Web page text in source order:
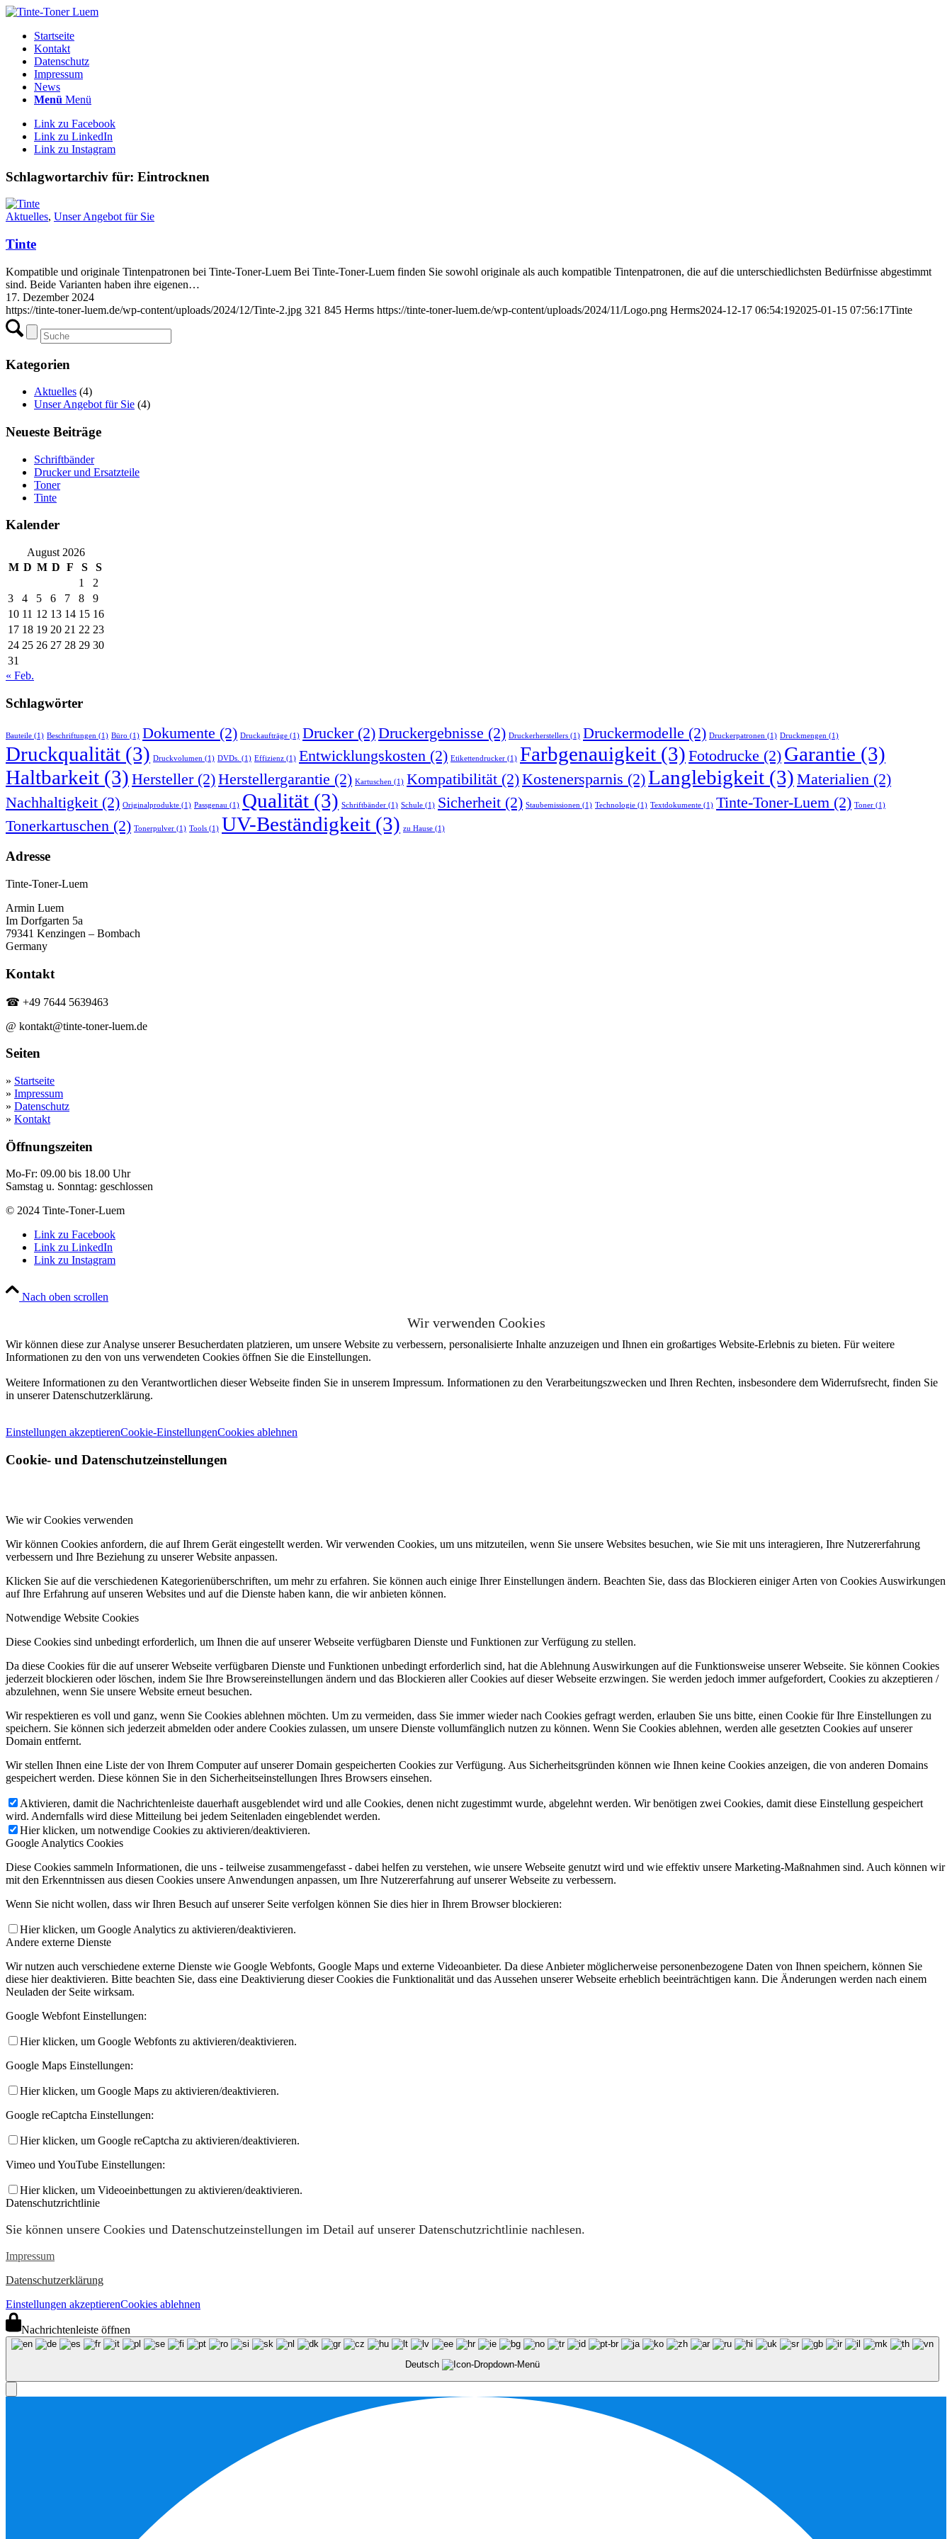
Startseite
Kontakt
Datenschutz
Impressum
News
Menü Menü
Link zu Facebook
Link zu LinkedIn
Link zu Instagram
Schlagwortarchiv für: Eintrocknen
Aktuelles, Unser Angebot für Sie
Tinte
Kompatible und originale Tintenpatronen bei Tinte-Toner-Luem Bei Tinte-Toner-Luem finden Sie sowohl originale als auch kompatible Tintenpatronen, die auf die unterschiedlichsten Bedürfnisse abgestimmt
sind. Beide Varianten haben ihre eigenen…
17. Dezember 2024
https://tinte-toner-luem.de/wp-content/uploads/2024/12/Tinte-2.jpg 321 845 Herms https://tinte-toner-luem.de/wp-content/uploads/2024/11/Logo.png Herms2024-12-17 06:54:192025-01-15 07:56:17Tinte
Kategorien
Aktuelles (4)
Unser Angebot für Sie (4)
Neueste Beiträge
Schriftbänder
Drucker und Ersatzteile
Toner
Tinte
Kalender
August 2026
M D M D F S
S
1
2
3
4 5 6 7 8
9
10 11 12 13 14 15 16
17 18 19 20 21 22 23
24 25 26 27 28 29 30
31
« Feb.
Schlagwörter
Bauteile (1) Beschriftungen (1) Büro (1) Dokumente (2) Druckaufträge (1) Drucker(2)Druckergebnisse (2) Druckerherstellers (1) Druckermodelle (2) Druckerpatronen (1) Druckmengen (1)
Druckqualität (3) Druckvolumen (1) DVDs. (1) Effizienz (1) Entwicklungskosten (2) Etikettendrucker (1) Farbgenauigkeit (3) Fotodrucke (2) Garantie (3)
Haltbarkeit (3) Hersteller(2)Herstellergarantie (2) Kartuschen (1) Kompatibilität (2)Kostenersparnis (2)Langlebigkeit (3) Materialien (2)
Nachhaltigkeit (2) Originalprodukte (1) Passgenau (1) Qualität (3) Schriftbänder (1) Schule (1) Sicherheit (2) Staubemissionen (1) Technologie (1) Textdokumente (1) Tinte-Toner-Luem (2) Toner (1)
Tonerkartuschen (2) Tonerpulver (1) Tools (1) UV-Beständigkeit (3) zu Hause (1)
Adresse
Tinte-Toner-Luem
Armin Luem
Im Dorfgarten 5a
79341 Kenzingen – Bombach
Germany
Kontakt
☎ +49 7644 5639463
@ kontakt@tinte-toner-luem.de
Seiten
» Startseite
» Impressum
» Datenschutz
» Kontakt
Öffnungszeiten
Mo-Fr: 09.00 bis 18.00 Uhr
Samstag u. Sonntag: geschlossen
© 2024 Tinte-Toner-Luem
Link zu Facebook
Link zu LinkedIn
Link zu Instagram
Nach oben scrollen
Wir verwenden Cookies
Wir können diese zur Analyse unserer Besucherdaten platzieren, um unsere Website zu verbessern, personalisierte Inhalte anzuzeigen und Ihnen ein großartiges Website-Erlebnis zu bieten. Für weitere
Informationen zu den von uns verwendeten Cookies öffnen Sie die Einstellungen.
Weitere Informationen zu den Verantwortlichen dieser Webseite finden Sie in unserem Impressum. Informationen zu den Verarbeitungszwecken und Ihren Rechten, insbesondere dem Widerrufsrecht, finden Sie
in unserer Datenschutzerklärung.
Einstellungen akzeptierenCookie-EinstellungenCookies ablehnen
Cookie- und Datenschutzeinstellungen
Wie wir Cookies verwenden
Wir können Cookies anfordern, die auf Ihrem Gerät eingestellt werden. Wir verwenden Cookies, um uns mitzuteilen, wenn Sie unsere Websites besuchen, wie Sie mit uns interagieren, Ihre Nutzererfahrung
verbessern und Ihre Beziehung zu unserer Website anpassen.
Klicken Sie auf die verschiedenen Kategorienüberschriften, um mehr zu erfahren. Sie können auch einige Ihrer Einstellungen ändern. Beachten Sie, dass das Blockieren einiger Arten von Cookies Auswirkungen
auf Ihre Erfahrung auf unseren Websites und auf die Dienste haben kann, die wir anbieten können.
Notwendige Website Cookies
Diese Cookies sind unbedingt erforderlich, um Ihnen die auf unserer Webseite verfügbaren Dienste und Funktionen zur Verfügung zu stellen.
Da diese Cookies für die auf unserer Webseite verfügbaren Dienste und Funktionen unbedingt erforderlich sind, hat die Ablehnung Auswirkungen auf die Funktionsweise unserer Webseite. Sie können Cookies
jederzeit blockieren oder löschen, indem Sie Ihre Browsereinstellungen ändern und das Blockieren aller Cookies auf dieser Webseite erzwingen. Sie werden jedoch immer aufgefordert, Cookies zu akzeptieren /
abzulehnen, wenn Sie unsere Website erneut besuchen.
Wir respektieren es voll und ganz, wenn Sie Cookies ablehnen möchten. Um zu vermeiden, dass Sie immer wieder nach Cookies gefragt werden, erlauben Sie uns bitte, einen Cookie für Ihre Einstellungen zu
speichern. Sie können sich jederzeit abmelden oder andere Cookies zulassen, um unsere Dienste vollumfänglich nutzen zu können. Wenn Sie Cookies ablehnen, werden alle gesetzten Cookies auf unserer
Domain entfernt.
Wir stellen Ihnen eine Liste der von Ihrem Computer auf unserer Domain gespeicherten Cookies zur Verfügung. Aus Sicherheitsgründen können wie Ihnen keine Cookies anzeigen, die von anderen Domains
gespeichert werden. Diese können Sie in den Sicherheitseinstellungen Ihres Browsers einsehen.
Aktivieren, damit die Nachrichtenleiste dauerhaft ausgeblendet wird und alle Cookies, denen nicht zugestimmt wurde, abgelehnt werden. Wir benötigen zwei Cookies, damit diese Einstellung gespeichert
wird. Andernfalls wird diese Mitteilung bei jedem Seitenladen eingeblendet werden.
Hier klicken, um notwendige Cookies zu aktivieren/deaktivieren.
Google Analytics Cookies
Diese Cookies sammeln Informationen, die uns - teilweise zusammengefasst - dabei helfen zu verstehen, wie unsere Webseite genutzt wird und wie effektiv unsere Marketing-Maßnahmen sind. Auch können wir
mit den Erkenntnissen aus diesen Cookies unsere Anwendungen anpassen, um Ihre Nutzererfahrung auf unserer Webseite zu verbessern.
Wenn Sie nicht wollen, dass wir Ihren Besuch auf unserer Seite verfolgen können Sie dies hier in Ihrem Browser blockieren:
Hier klicken, um Google Analytics zu aktivieren/deaktivieren.
Andere externe Dienste
Wir nutzen auch verschiedene externe Dienste wie Google Webfonts, Google Maps und externe Videoanbieter. Da diese Anbieter möglicherweise personenbezogene Daten von Ihnen speichern, können Sie
diese hier deaktivieren. Bitte beachten Sie, dass eine Deaktivierung dieser Cookies die Funktionalität und das Aussehen unserer Webseite erheblich beeinträchtigen kann. Die Änderungen werden nach einem
Neuladen der Seite wirksam.
Google Webfont Einstellungen:
Hier klicken, um Google Webfonts zu aktivieren/deaktivieren.
Google Maps Einstellungen:
Hier klicken, um Google Maps zu aktivieren/deaktivieren.
Google reCaptcha Einstellungen:
Hier klicken, um Google reCaptcha zu aktivieren/deaktivieren.
Vimeo und YouTube Einstellungen:
Hier klicken, um Videoeinbettungen zu aktivieren/deaktivieren.
Datenschutzrichtlinie
Sie können unsere Cookies und Datenschutzeinstellungen im Detail auf unserer Datenschutzrichtlinie nachlesen.
Impressum
Datenschutzerklärung
Einstellungen akzeptierenCookies ablehnen
Nachrichtenleiste öffnen
Deutsch